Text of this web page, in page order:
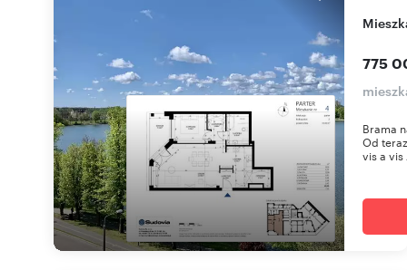
775
Brama
Od
vis a vis